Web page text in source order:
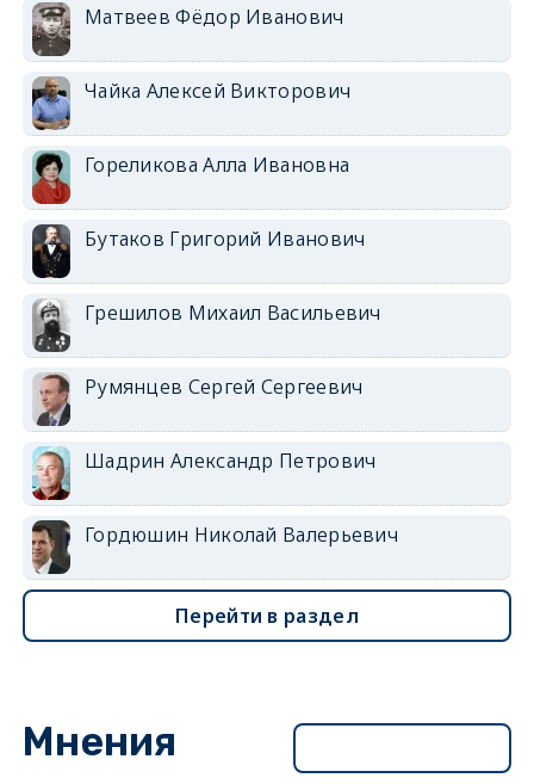
Матвеев Фёдор Иванович
Чайка Алексей Викторович
Гореликова Алла Ивановна
Бутаков Григорий Иванович
Грешилов Михаил Васильевич
Румянцев Сергей Сергеевич
Шадрин Александр Петрович
Гордюшин Николай Валерьевич
Перейти в раздел
Мнения